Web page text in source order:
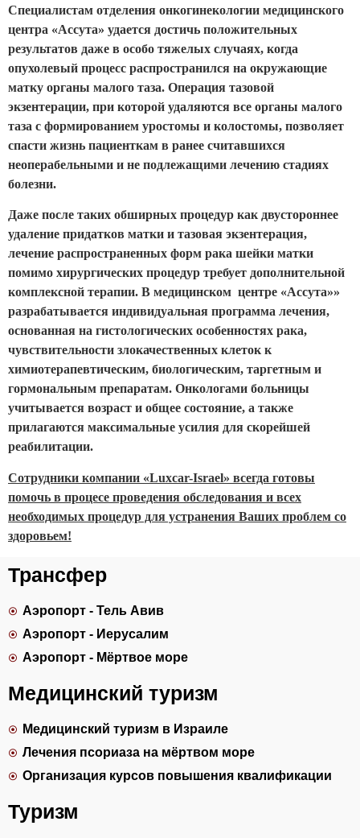
Специалистам отделения онкогинекологии медицинского
центра «Ассута» удается достичь положительных
результатов даже в особо тяжелых случаях, когда
опухолевый процесс распространился на окружающие
матку органы малого таза. Операция тазовой
экзентерации, при которой удаляются все органы малого
таза с формированием уростомы и колостомы, позволяет
спасти жизнь пациенткам в ранее считавшихся
неоперабельными и не подлежащими лечению стадиях
болезни.
Даже после таких обширных процедур как двустороннее
удаление придатков матки и тазовая экзентерация,
лечение распространенных форм рака шейки матки
помимо хирургических процедур требует дополнительной
комплексной терапии. В медицинском центре «Ассута»»
разрабатывается индивидуальная программа лечения,
основанная на гистологических особенностях рака,
чувствительности злокачественных клеток к
химиотерапевтическим, биологическим, таргетным и
гормональным препаратам. Онкологами больницы
учитывается возраст и общее состояние, а также
прилагаются максимальные усилия для скорейшей
реабилитации.
Сотрудники компании «Luxcar-Israel» всегда готовы
помочь в процесе проведения обследования и всех
необходимых процедур для устранения Ваших проблем со
здоровьем!
Трансфер
Аэропорт - Тель Авив
Аэропорт - Иерусалим
Аэропорт - Мёртвое море
Медицинский туризм
Медицинский туризм в Израиле
Лечения псориаза на мёртвом море
Организация курсов повышения квалификации
Туризм